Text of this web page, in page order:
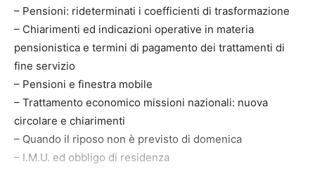
– Pensioni: rideterminati i coefficienti di trasformazione
– Chiarimenti ed indicazioni operative in materia
pensionistica e termini di pagamento dei trattamenti di
fine servizio
– Pensioni e finestra mobile
– Trattamento economico missioni nazionali: nuova
circolare e chiarimenti
– Quando il riposo non è previsto di domenica
– I.M.U. ed obbligo di residenza